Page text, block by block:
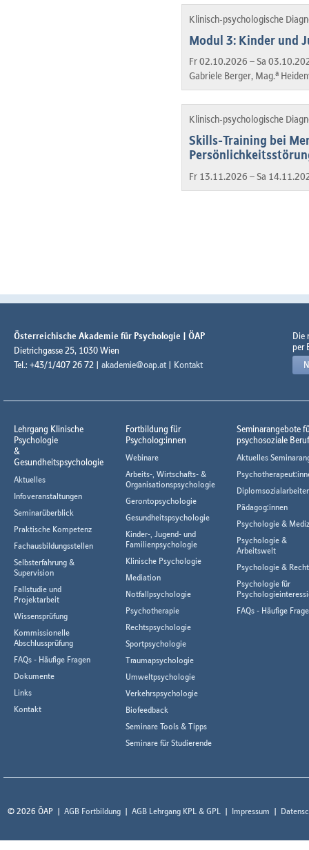
Klinisch-psychologische
Modul 3: Kinder und
Fr 02.10.2026 – Sa
Gabriele Berger, Mag.a
Klinisch-psychologische
Skills-Training bei
Fr 13.11.2026 – Sa
Österreichische Akademie für Psychologie | ÖAP
Dietrichgasse 25, 1030 Wien
Tel.: +43/1/407 26 72 | akademie@oap.at | Kontakt
Die
per
Lehrgang Klinische
Psychologie
&
Gesundheitspsychologie
Aktuelles
Infoveranstaltungen
Seminarüberblick
Praktische Kompetenz
Fachausbildungsstellen
Selbsterfahrung &
Supervision
Fallstudie und
Projektarbeit
Wissensprüfung
Kommissionelle
Abschlussprüfung
FAQs - Häufige Fragen
Dokumente
Links
Kontakt
Fortbildung für
Psycholog:innen
Webinare
Arbeits-, Wirtschafts- &
Organisationspsychologie
Gerontopsychologie
Gesundheitspsychologie
Kinder-, Jugend- und
Familienpsychologie
Klinische Psychologie
Mediation
Notfallpsychologie
Psychotherapie
Rechtspsychologie
Sportpsychologie
Traumapsychologie
Umweltpsychologie
Verkehrspsychologie
Biofeedback
Seminare Tools & Tipps
Seminare für Studierende
Seminarangebote
psychosoziale
Aktuelles
Pädagog:innen
Psychologie &
Psychologie &
Arbeitswelt
Psychologie & Recht
Psychologie für
FAQs - Häufige
© 2026 ÖAP AGB Fortbildung AGB Lehrgang KPL & GPL Impressum